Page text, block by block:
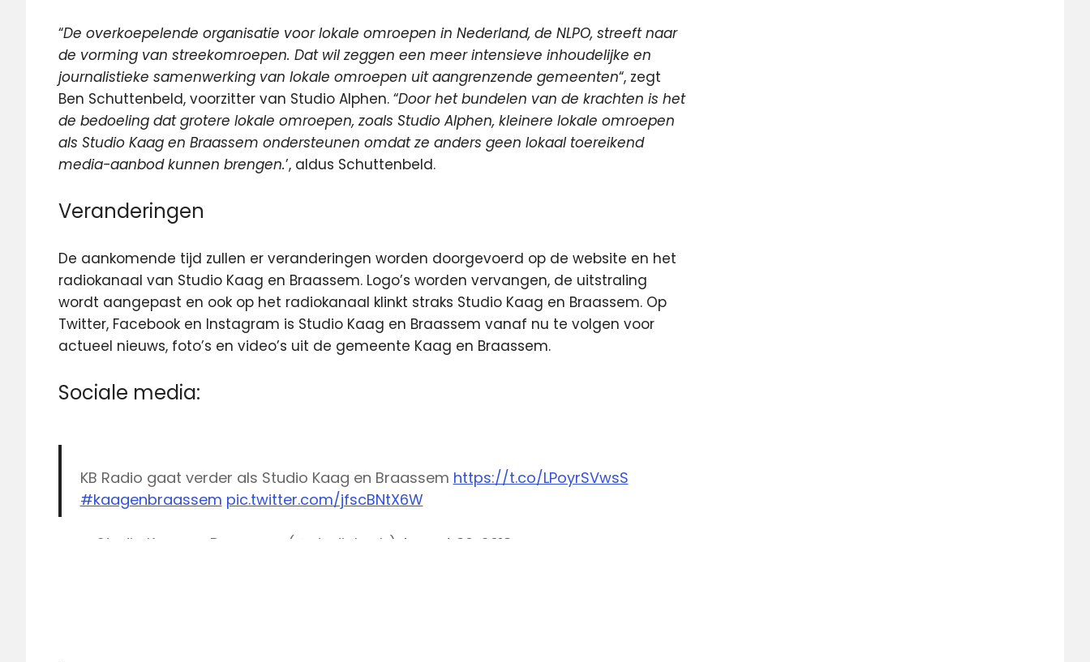
“De overkoepelende organisatie voor lokale omroepen in Nederland, de NLPO, streeft naar
de vorming van streekomroepen. Dat wil zeggen een meer intensieve inhoudelijke en
journalistieke samenwerking van lokale omroepen uit aangrenzende gemeenten“, zegt
Ben Schuttenbeld, voorzitter van Studio Alphen. “Door het bundelen van de krachten is het
de bedoeling dat grotere lokale omroepen, zoals Studio Alphen, kleinere lokale omroepen
als Studio Kaag en Braassem ondersteunen omdat ze anders geen lokaal toereikend
media-aanbod kunnen brengen.’, aldus Schuttenbeld.
Veranderingen
De aankomende tijd zullen er veranderingen worden doorgevoerd op de website en het
radiokanaal van Studio Kaag en Braassem. Logo’s worden vervangen, de uitstraling
wordt aangepast en ook op het radiokanaal klinkt straks Studio Kaag en Braassem. Op
Twitter, Facebook en Instagram is Studio Kaag en Braassem vanaf nu te volgen voor
actueel nieuws, foto’s en video’s uit de gemeente Kaag en Braassem.
Sociale media:
KB Radio gaat verder als Studio Kaag en Braassem https://t.co/LPoyrSVwsS
#kaagenbraassem pic.twitter.com/jfscBNtX6W
— Studio Kaag en Braassem (@studiokenb) August 30, 2018